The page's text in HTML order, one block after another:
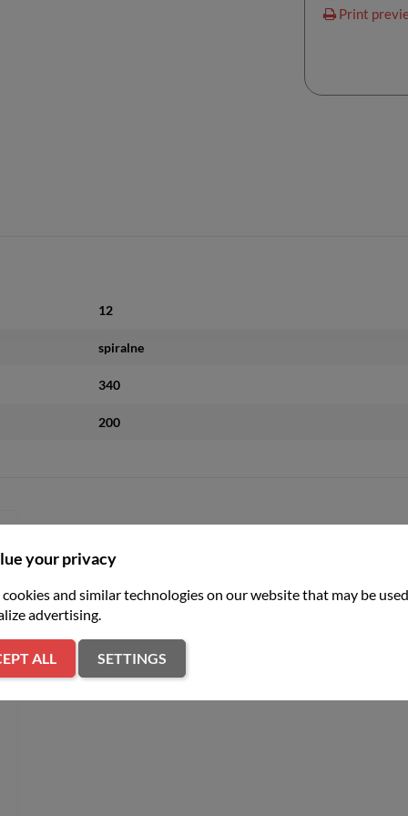
Print
12
spiralne
340
200
your privacy
cookies and similar technologies on our website that may be
advertising.
ALL SETTINGS